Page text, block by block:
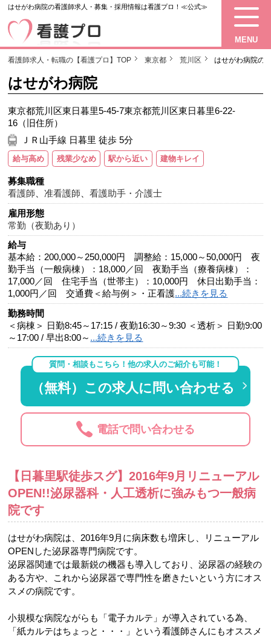
はせがわ病院の看護師求人・募集・採用情報は看護プロ！≪公式≫
MENU
看護師求人・転職の【看護プロ】TOP 東京都 荒川区 はせがわ病院の
はせがわ病院
東京都荒川区東日暮里5-45-7東京都荒川区東日暮里6-22-
16（旧住所）
ＪＲ山手線 日暮里 徒歩 5分
給与高め 残業少なめ 駅から近い 建物キレイ
募集職種
看護師 、准看護師 、看護助手・介護士
雇用形態
常勤（夜勤あり）
給与
基本給：200,000～250,000円 調整給：15,000～50,000円 夜
勤手当（一般病棟）：18,000／回 夜勤手当（療養病棟）：
17,000／回 住宅手当（世帯主）：10,000円 休日出勤手当：
1,000円／回 交通費＜給与例＞・正看護...続きを見る
勤務時間
＜病棟＞ 日勤8:45～17:15 / 夜勤16:30～9:30 ＜透析＞ 日勤9:00
～17:00 / 早出8:00～ ...続きを見る
質問・相談もこちら！他の求人のご紹介も可能！
（無料）この求人に問い合わせる
電話で問い合わせる
【日暮里駅徒歩スグ】2016年9月リニューアル
OPEN!!泌尿器科・人工透析に強みもつ一般病
院です
はせがわ病院は、2016年9月に病床数も増床し、リニューアル
OPENした泌尿器専門病院です。
泌尿器関連では最新鋭の機器も導入しており、泌尿器の経験の
ある方や、これから泌尿器で専門性を磨きたいという方にオス
スメの病院です。
小規模な病院ながらも「電子カルテ」が導入されている為、
「紙カルテはちょっと・・・」という看護師さんにもオススメ